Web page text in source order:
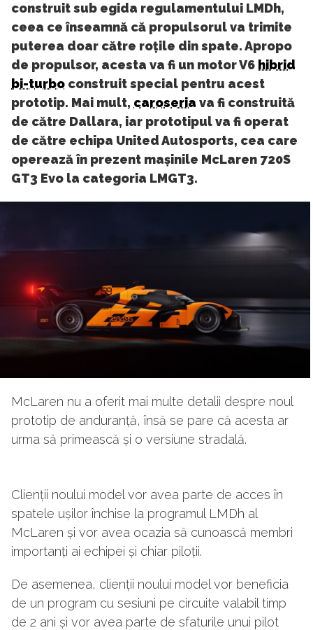
construit sub egida regulamentului LMDh,
ceea ce înseamnă că propulsorul va trimite
puterea doar către roțile din spate. Apropo
de propulsor, acesta va fi un motor V6 hibrid
bi-turbo construit special pentru acest
prototip. Mai mult, caroseria va fi construită
de către Dallara, iar prototipul va fi operat
de către echipa United Autosports, cea care
operează în prezent mașinile McLaren 720S
GT3 Evo la categoria LMGT3.
McLaren nu a oferit mai multe detalii despre noul
prototip de anduranță, însă se pare că acesta ar
urma să primească și o versiune stradală.
Clienții noului model vor avea parte de acces în
spatele ușilor închise la programul LMDh al
McLaren și vor avea ocazia să cunoască membri
importanți ai echipei și chiar piloții.
De asemenea, clienții noului model vor beneficia
de un program cu sesiuni pe circuite valabil timp
de 2 ani și vor avea parte de sfaturile unui pilot